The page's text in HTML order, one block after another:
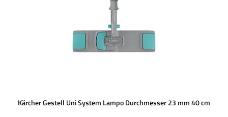
Kärcher Gestell Uni System Lampo Durchmesser 23 mm 40 cm